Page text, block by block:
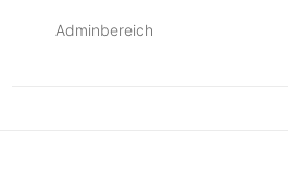
Adminbereich